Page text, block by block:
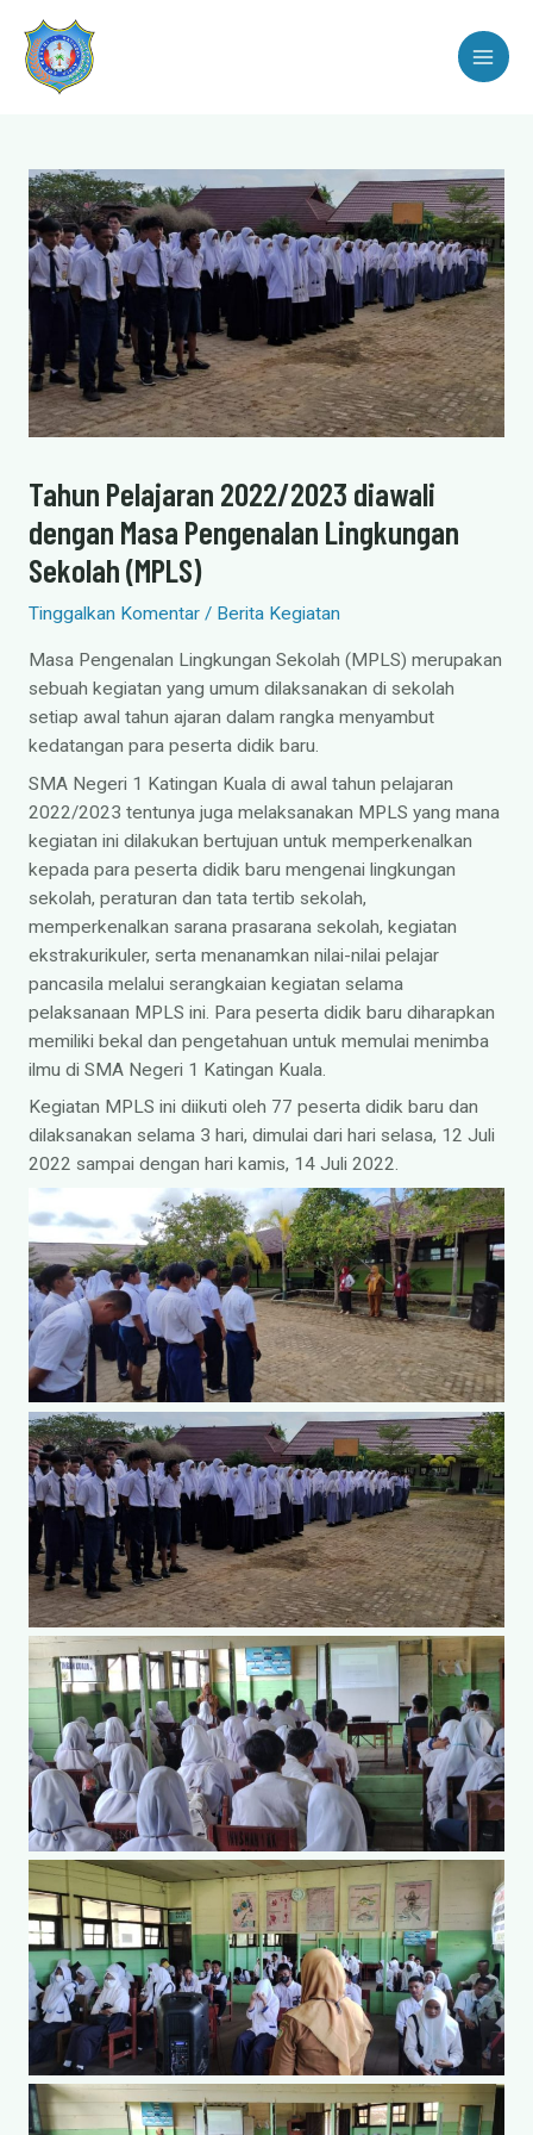
konten
Tahun Pelajaran 2022/2023 diawali
dengan Masa Pengenalan Lingkungan
Sekolah (MPLS)
Tinggalkan Komentar / Berita Kegiatan
Masa Pengenalan Lingkungan Sekolah (MPLS) merupakan
sebuah kegiatan yang umum dilaksanakan di sekolah
setiap awal tahun ajaran dalam rangka menyambut
kedatangan para peserta didik baru.
SMA Negeri 1 Katingan Kuala di awal tahun pelajaran
2022/2023 tentunya juga melaksanakan MPLS yang mana
kegiatan ini dilakukan bertujuan untuk memperkenalkan
kepada para peserta didik baru mengenai lingkungan
sekolah, peraturan dan tata tertib sekolah,
memperkenalkan sarana prasarana sekolah, kegiatan
ekstrakurikuler, serta menanamkan nilai-nilai pelajar
pancasila melalui serangkaian kegiatan selama
pelaksanaan MPLS ini. Para peserta didik baru diharapkan
memiliki bekal dan pengetahuan untuk memulai menimba
ilmu di SMA Negeri 1 Katingan Kuala.
Kegiatan MPLS ini diikuti oleh 77 peserta didik baru dan
dilaksanakan selama 3 hari, dimulai dari hari selasa, 12 Juli
2022 sampai dengan hari kamis, 14 Juli 2022.